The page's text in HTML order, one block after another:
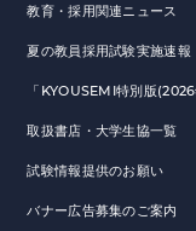
教育・採用関連ニュース
夏の教員採用試験実施速報
「KYOUSEMI特別版
取扱書店・大学生協一覧
試験情報提供のお願い
バナー広告募集のご案内